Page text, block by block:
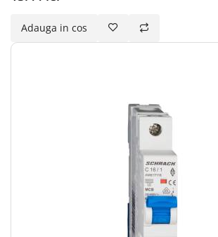
Adauga in cos